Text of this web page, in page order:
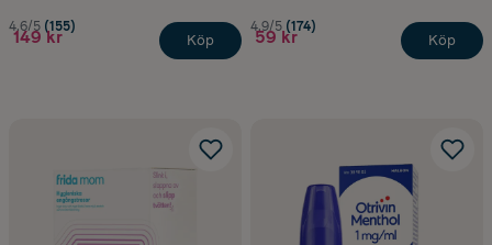
4.6/5 (155)
149 kr Köp
4.9/5 (174)
59 kr Köp